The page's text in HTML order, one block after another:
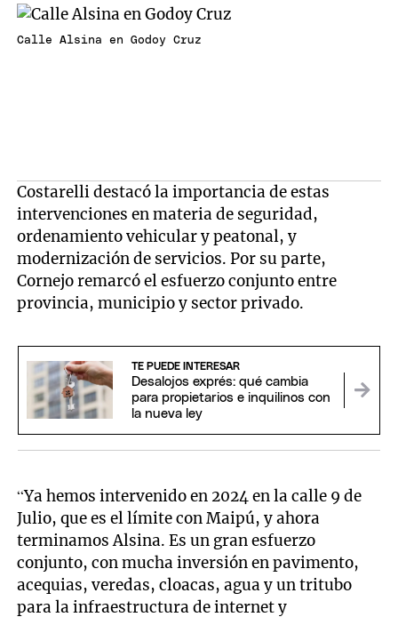
Calle Alsina en Godoy Cruz
Costarelli destacó la importancia de estas
intervenciones en materia de seguridad,
ordenamiento vehicular y peatonal, y
modernización de servicios. Por su parte,
Cornejo remarcó el esfuerzo conjunto entre
provincia, municipio y sector privado.
TE PUEDE INTERESAR
Desalojos exprés: qué cambia
para propietarios e inquilinos con
la nueva ley
“Ya hemos intervenido en 2024 en la calle 9 de
Julio, que es el límite con Maipú, y ahora
terminamos Alsina. Es un gran esfuerzo
conjunto, con mucha inversión en pavimento,
acequias, veredas, cloacas, agua y un tritubo
para la infraestructura de internet y